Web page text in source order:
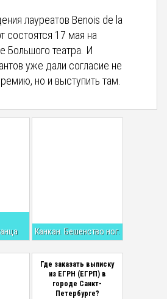
лауреатов Benois de la
состоятся 17 мая на
Большого театра. И
уже дали согласие не
но и выступить там.
Канкан. Бешенство ног.
Где заказать выписку
из ЕГРН (ЕГРП) в
городе Санкт-
Петербурге?